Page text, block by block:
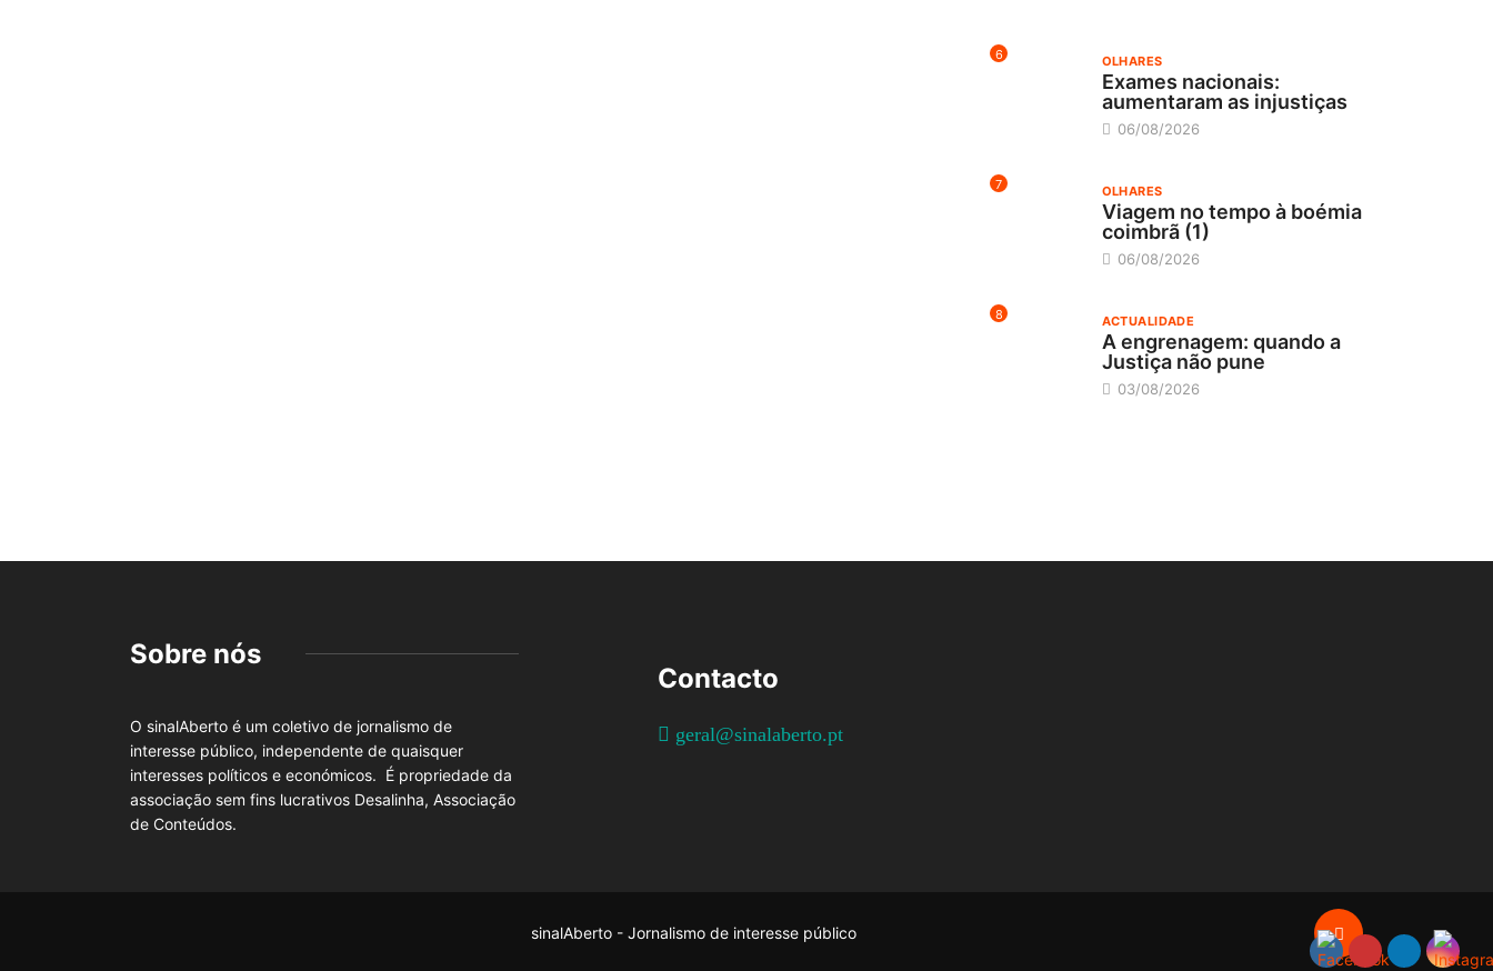
6 OLHARES
Exames nacionais:
aumentaram as injustiças
06/08/2026
7 OLHARES
Viagem no tempo à boémia
coimbrã (1)
06/08/2026
8 ACTUALIDADE
A engrenagem: quando a
Justiça não pune
03/08/2026
Sobre nós
O sinalAberto é um coletivo de jornalismo de
interesse público, independente de quaisquer
interesses políticos e económicos. É propriedade da
associação sem fins lucrativos Desalinha, Associação
de Conteúdos.
Contacto
geral@sinalaberto.pt
sinalAberto - Jornalismo de interesse público